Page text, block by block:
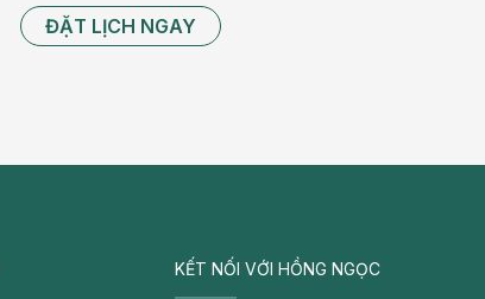
ĐẶT LỊCH NGAY
KẾT NỐI VỚI HỒNG NGỌC